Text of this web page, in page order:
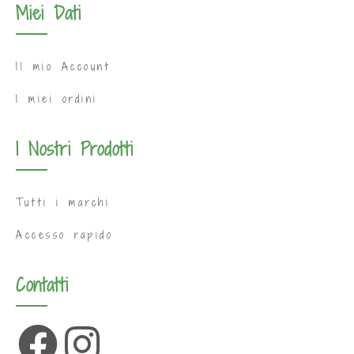
Miei Dati
Il mio Account
I miei ordini
I Nostri Prodotti
Tutti i marchi
Accesso rapido
Contatti